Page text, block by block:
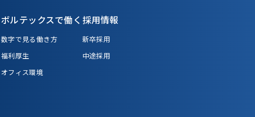
ボルテックスで働く
数字で見る働き方
福利厚生
オフィス環境
採用情報
新卒採用
中途採用